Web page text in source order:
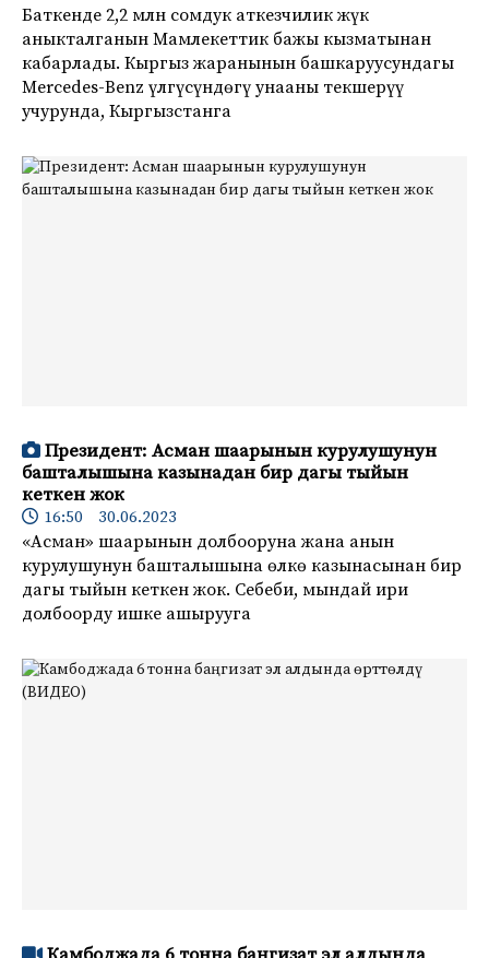
Баткенде 2,2 млн сомдук аткезчилик жүк
аныкталганын Мамлекеттик бажы кызматынан
кабарлады. Кыргыз жаранынын башкаруусундагы
Mercedes-Benz үлгүсүндөгү унааны текшерүү
учурунда, Кыргызстанга
Президент: Асман шаарынын курулушунун
башталышына казынадан бир дагы тыйын
кеткен жок
16:50 30.06.2023
«Асман» шаарынын долбооруна жана анын
курулушунун башталышына өлкө казынасынан бир
дагы тыйын кеткен жок. Себеби, мындай ири
долбоорду ишке ашырууга